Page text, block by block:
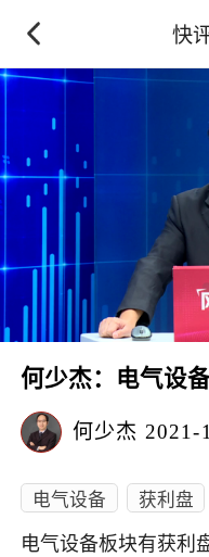
快
何少杰：电气设
何少杰 2021-
电气设备 获利盘
电气设备板块有获利